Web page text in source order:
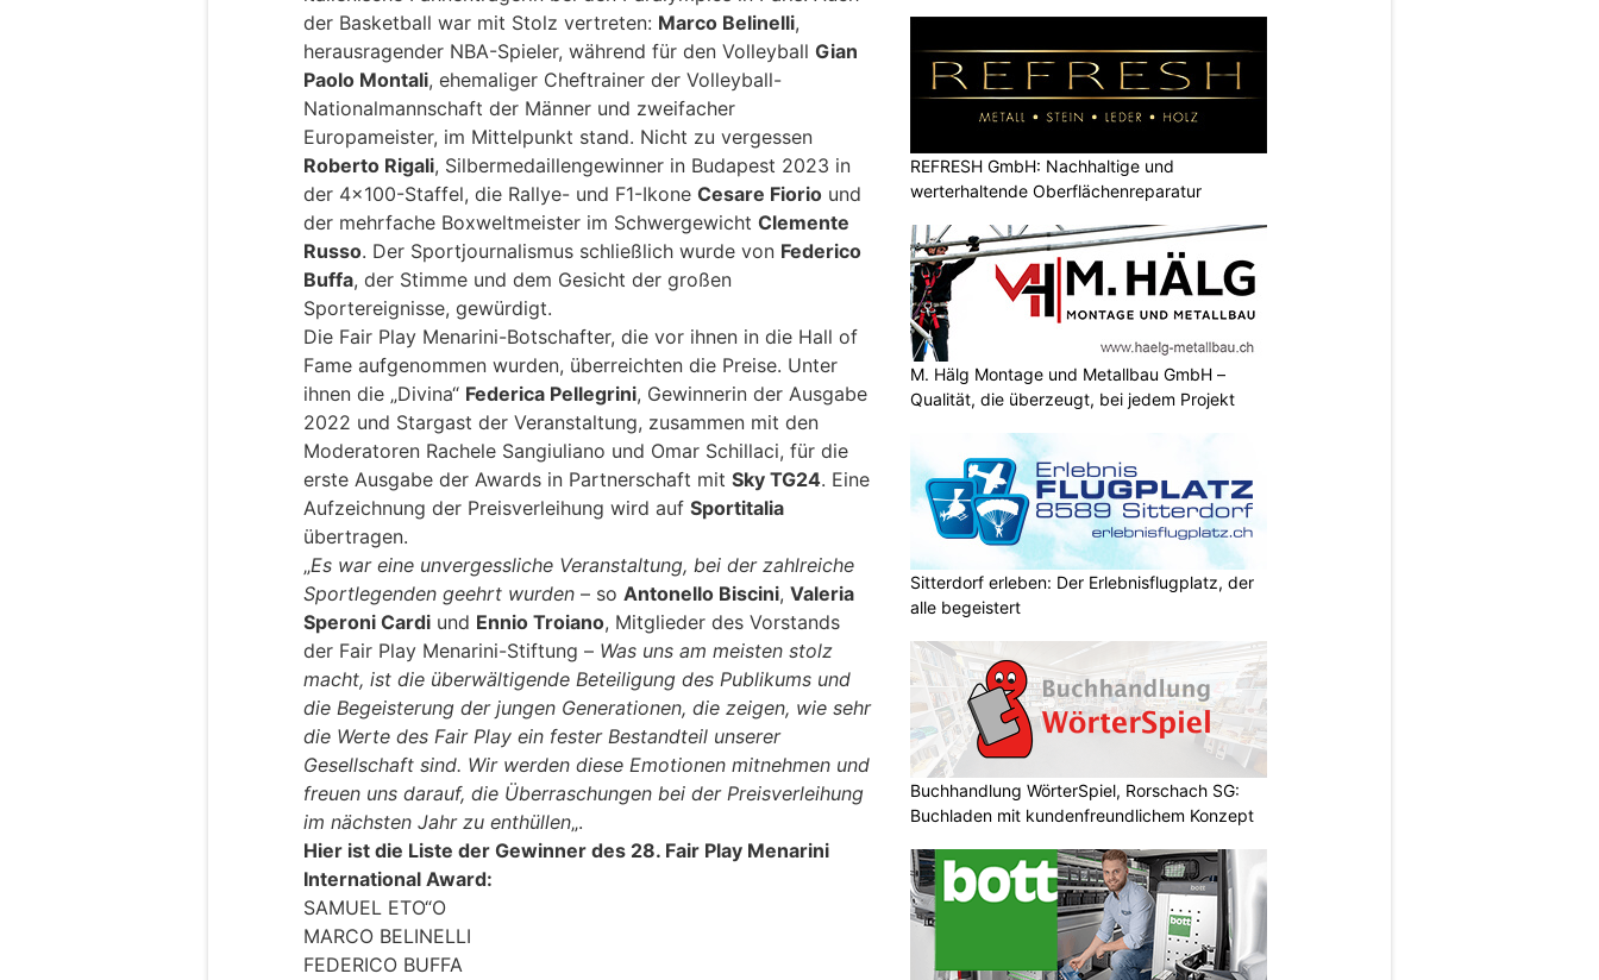
der Basketball war mit Stolz vertreten: Marco Belinelli,
herausragender NBA-Spieler, während für den Volleyball Gian
Paolo Montali, ehemaliger Cheftrainer der Volleyball-
Nationalmannschaft der Männer und zweifacher
Europameister, im Mittelpunkt stand. Nicht zu vergessen
Roberto Rigali, Silbermedaillengewinner in Budapest 2023 in
der 4×100-Staffel, die Rallye- und F1-Ikone Cesare Fiorio und
der mehrfache Boxweltmeister im Schwergewicht Clemente
Russo. Der Sportjournalismus schließlich wurde von Federico
Buffa, der Stimme und dem Gesicht der großen
Sportereignisse, gewürdigt.
Die Fair Play Menarini-Botschafter, die vor ihnen in die Hall of
Fame aufgenommen wurden, überreichten die Preise. Unter
ihnen die „Divina“ Federica Pellegrini, Gewinnerin der Ausgabe
2022 und Stargast der Veranstaltung, zusammen mit den
Moderatoren Rachele Sangiuliano und Omar Schillaci, für die
erste Ausgabe der Awards in Partnerschaft mit Sky TG24. Eine
Aufzeichnung der Preisverleihung wird auf Sportitalia
übertragen.
„Es war eine unvergessliche Veranstaltung, bei der zahlreiche
Sportlegenden geehrt wurden – so Antonello Biscini, Valeria
Speroni Cardi und Ennio Troiano, Mitglieder des Vorstands
der Fair Play Menarini-Stiftung – Was uns am meisten stolz
macht, ist die überwältigende Beteiligung des Publikums und
die Begeisterung der jungen Generationen, die zeigen, wie sehr
die Werte des Fair Play ein fester Bestandteil unserer
Gesellschaft sind. Wir werden diese Emotionen mitnehmen und
freuen uns darauf, die Überraschungen bei der Preisverleihung
im nächsten Jahr zu enthüllen„.
Hier ist die Liste der Gewinner des 28. Fair Play Menarini
International Award:
SAMUEL ETO“O
MARCO BELINELLI
FEDERICO BUFFA
REFRESH GmbH: Nachhaltige und
werterhaltende Oberflächenreparatur
M. Hälg Montage und Metallbau GmbH –
Qualität, die überzeugt, bei jedem Projekt
Sitterdorf erleben: Der Erlebnisflugplatz, der
alle begeistert
Buchhandlung WörterSpiel, Rorschach SG:
Buchladen mit kundenfreundlichem Konzept